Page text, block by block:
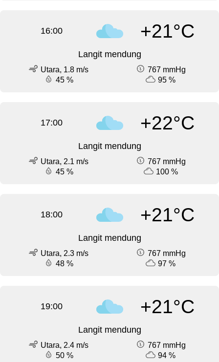
16:00 +21°C
Langit mendung
Utara, 1.8 m/s
767 mmHg
45 %
95 %
17:00 +22°C
Langit mendung
Utara, 2.1 m/s
767 mmHg
45 %
100 %
18:00 +21°C
Langit mendung
Utara, 2.3 m/s
767 mmHg
48 %
97 %
19:00 +21°C
Langit mendung
Utara, 2.4 m/s
767 mmHg
50 %
94 %